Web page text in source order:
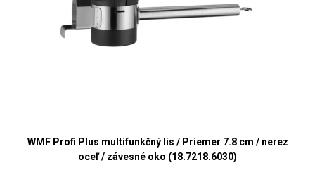
WMF Profi Plus multifunkčný lis / Priemer 7.8 cm / nerez
oceľ / závesné oko (18.7218.6030)